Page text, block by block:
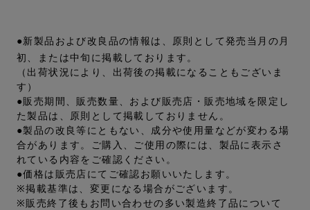
●新製品および改良品の情報は、原則として発売当月の月
初、または中旬に掲載しております。
（出荷状況により、出荷後の掲載になることもございま
す）
●販売期間、販売数量、および販売店・販売地域を限定し
た製品は、原則として掲載しておりません。
●製品の改良等にともない、成分や使用量などが変わる場
合があります。ご購入、ご使用の際には、製品に表示さ
れている内容をご確認ください。
●価格は販売店にてご確認お願いいたします。
※掲載基準は、変更になる場合がございます。
※販売終了後もお問い合わせの多い製造終了品について